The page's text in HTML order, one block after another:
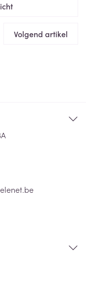
Volgend artikel